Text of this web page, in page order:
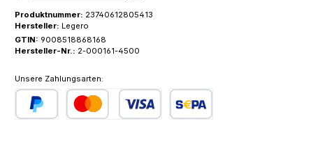
Produktnummer: 23740612805413
Hersteller: Legero
GTIN: 9008518868168
Hersteller-Nr.: 2-000161-4500
Unsere Zahlungsarten: